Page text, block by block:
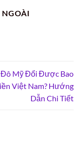
Đô Mỹ Đổi Được Bao
Việt Nam? Hướng
Dẫn Chi Tiết